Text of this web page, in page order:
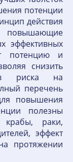
потенции
действия
повышающие
эффективных
потенцию и
снизить
риска на
перечень
повышения
полезны
крабы, раки,
эффект
протяжении